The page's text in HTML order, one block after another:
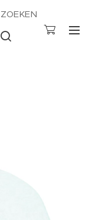
ZOEKEN